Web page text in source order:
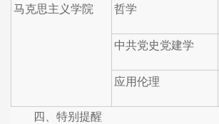
马克思主义学院 哲学
中共党史党建学
应用伦理
四、特别提醒